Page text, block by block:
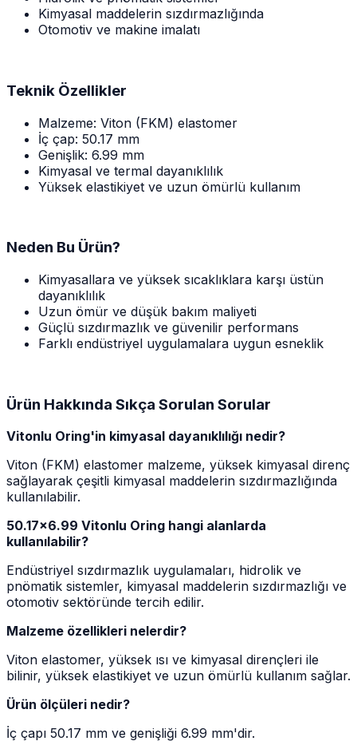
Kimyasal maddelerin sızdırmazlığında
Otomotiv ve makine imalatı
Teknik Özellikler
Malzeme: Viton (FKM) elastomer
İç çap: 50.17 mm
Genişlik: 6.99 mm
Kimyasal ve termal dayanıklılık
Yüksek elastikiyet ve uzun ömürlü kullanım
Neden Bu Ürün?
Kimyasallara ve yüksek sıcaklıklara karşı üstün
dayanıklılık
Uzun ömür ve düşük bakım maliyeti
Güçlü sızdırmazlık ve güvenilir performans
Farklı endüstriyel uygulamalara uygun esneklik
Ürün Hakkında Sıkça Sorulan Sorular
Vitonlu Oring'in kimyasal dayanıklılığı nedir?
Viton (FKM) elastomer malzeme, yüksek kimyasal direnç
sağlayarak çeşitli kimyasal maddelerin sızdırmazlığında
kullanılabilir.
50.17x6.99 Vitonlu Oring hangi alanlarda
kullanılabilir?
Endüstriyel sızdırmazlık uygulamaları, hidrolik ve
pnömatik sistemler, kimyasal maddelerin sızdırmazlığı ve
otomotiv sektöründe tercih edilir.
Malzeme özellikleri nelerdir?
Viton elastomer, yüksek ısı ve kimyasal dirençleri ile
bilinir, yüksek elastikiyet ve uzun ömürlü kullanım sağlar.
Ürün ölçüleri nedir?
İç çapı 50.17 mm ve genişliği 6.99 mm'dir.